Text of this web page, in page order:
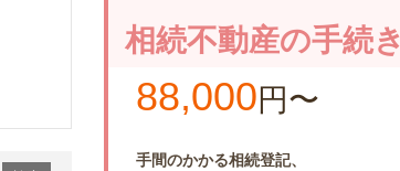
相続不動産の手続き
88,000円〜
手間のかかる相続登記、